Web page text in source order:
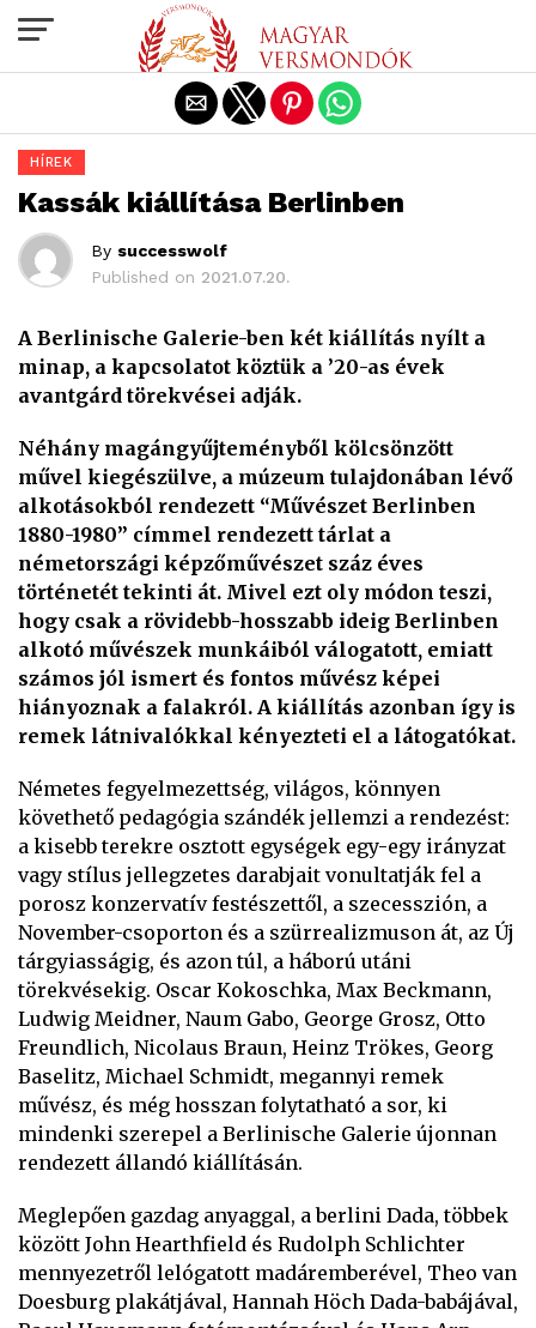
HÍREK
Kassák kiállítása Berlinben
By successwolf
Published on 2021.07.20.
A Berlinische Galerie-ben két kiállítás nyílt a
minap, a kapcsolatot köztük a ’20-as évek
avantgárd törekvései adják.
Néhány magángyűjteményből kölcsönzött
művel kiegészülve, a múzeum tulajdonában lévő
alkotásokból rendezett “Művészet Berlinben
1880-1980” címmel rendezett tárlat a
németországi képzőművészet száz éves
történetét tekinti át. Mivel ezt oly módon teszi,
hogy csak a rövidebb-hosszabb ideig Berlinben
alkotó művészek munkáiból válogatott, emiatt
számos jól ismert és fontos művész képei
hiányoznak a falakról. A kiállítás azonban így is
remek látnivalókkal kényezteti el a látogatókat.
Németes fegyelmezettség, világos, könnyen
követhető pedagógia szándék jellemzi a rendezést:
a kisebb terekre osztott egységek egy-egy irányzat
vagy stílus jellegzetes darabjait vonultatják fel a
porosz konzervatív festészettől, a szecesszión, a
November-csoporton és a szürrealizmuson át, az Új
tárgyiasságig, és azon túl, a háború utáni
törekvésekig. Oscar Kokoschka, Max Beckmann,
Ludwig Meidner, Naum Gabo, George Grosz, Otto
Freundlich, Nicolaus Braun, Heinz Trökes, Georg
Baselitz, Michael Schmidt, megannyi remek
művész, és még hosszan folytatható a sor, ki
mindenki szerepel a Berlinische Galerie újonnan
rendezett állandó kiállításán.
Meglepően gazdag anyaggal, a berlini Dada, többek
között John Hearthfield és Rudolph Schlichter
mennyezetről lelógatott madáremberével, Theo van
Doesburg plakátjával, Hannah Höch Dada-babájával,
Exit mobile version